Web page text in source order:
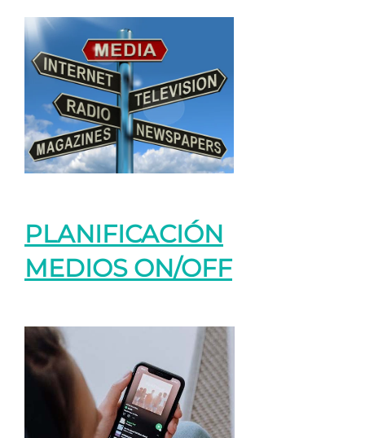
PLANIFICACIÓN
MEDIOS ON/OFF